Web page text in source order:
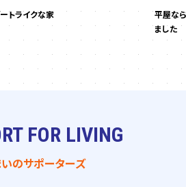
トライクな家
平屋な
ました
FOR LIVING
のサポーターズ